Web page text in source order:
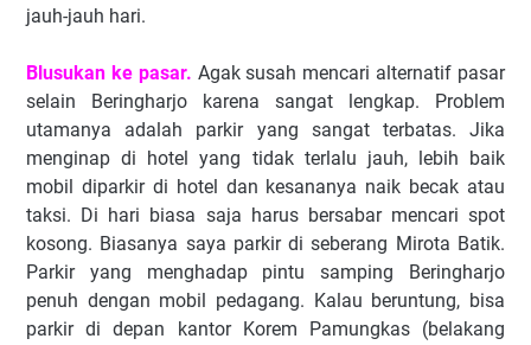
jauh-jauh hari.
Blusukan ke pasar. Agak susah mencari alternatif pasar
selain Beringharjo karena sangat lengkap. Problem
utamanya adalah parkir yang sangat terbatas. Jika
menginap di hotel yang tidak terlalu jauh, lebih baik
mobil diparkir di hotel dan kesananya naik becak atau
taksi. Di hari biasa saja harus bersabar mencari spot
kosong. Biasanya saya parkir di seberang Mirota Batik.
Parkir yang menghadap pintu samping Beringharjo
penuh dengan mobil pedagang. Kalau beruntung, bisa
parkir di depan kantor Korem Pamungkas (belakang